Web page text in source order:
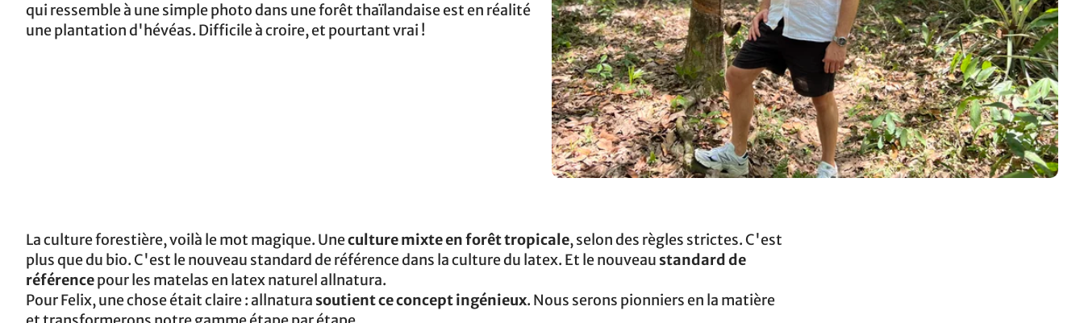
qui ressemble à une simple photo dans une forêt thaïlandaise est en réalité
une plantation d'hévéas. Difficile à croire, et pourtant vrai !
La culture forestière, voilà le mot magique. Uneculture mixte en forêt tropicale, selon des règles strictes. C'est
plus que du bio. C'est le nouveau standard de référence dans la culture du latex. Et le nouveau standard de
référencepour les matelas en latex naturel allnatura.
Pour Felix, une chose était claire : allnatura soutient ce concept ingénieux. Nous serons pionniers en la matière